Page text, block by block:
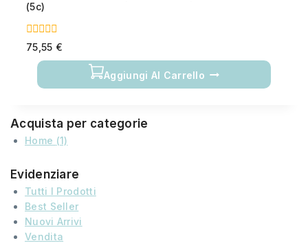
(5c)
0
out
75,55 €
Aggiungi Al Carrello
Acquista per categorie
Home (1)
Evidenziare
Tutti I Prodotti
Best Seller
Nuovi Arrivi
Vendita